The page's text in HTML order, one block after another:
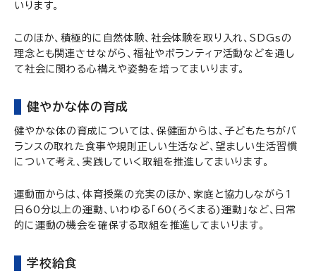
いります。
このほか、積極的に自然体験、社会体験を取り入れ、SDGsの
理念とも関連させながら、福祉やボランティア活動などを通し
て社会に関わる心構えや姿勢を培ってまいります。
健やかな体の育成
健やかな体の育成については、保健面からは、子どもたちがバ
ランスの取れた食事や規則正しい生活など、望ましい生活習慣
について考え、実践していく取組を推進してまいります。
運動面からは、体育授業の充実のほか、家庭と協力しながら1
日60分以上の運動、いわゆる「60(ろくまる)運動」など、日常
的に運動の機会を確保する取組を推進してまいります。
学校給食